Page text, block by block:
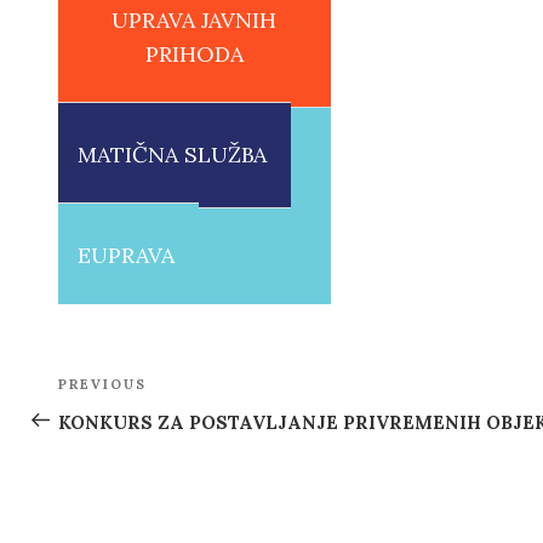
UPRAVA JAVNIH
PRIHODA
MATIČNA SLUŽBA
EUPRAVA
Post
navigation
Previous
Post
PREVIOUS
KONKURS ZA POSTAVLJANJE PRIVREMENIH